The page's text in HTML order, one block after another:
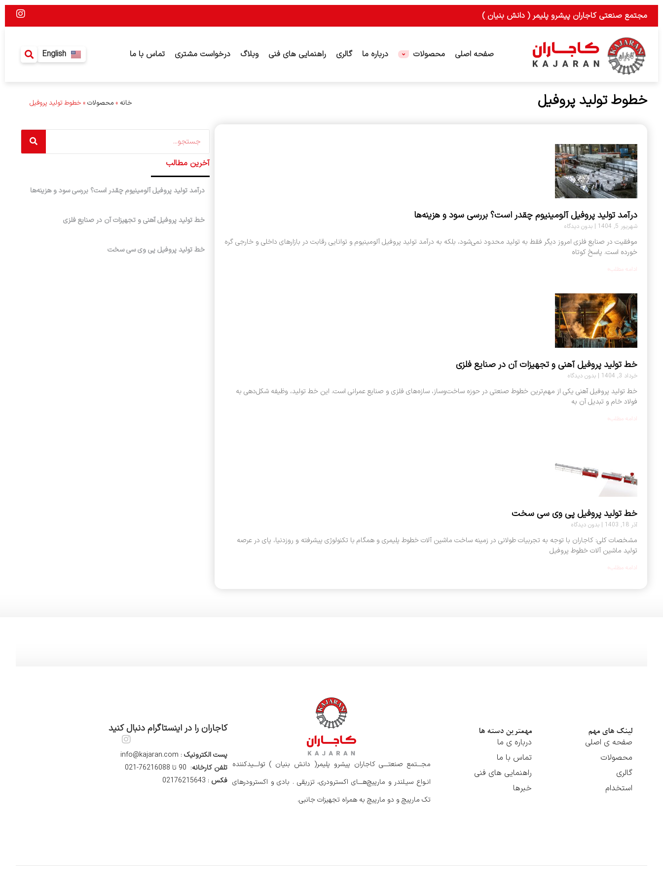
پرش
I
n مجتمع صنعتی کاجاران پیشرو پلیمر ( دانش بنیان )
صفحه اصلی محصولات درباره ما گالری راهنمایی های فنی وبلاگ درخواست مشتری تماس با ما English
خطوط تولید پروفیل خانه »محصولات»خطوط تولید پروفیل
درآمد تولید پروفیل آلومینیوم چقدر است؟ بررسی سود و هزینه‌ها
شهریور 5, 1404 بدون دیدگاه
موفقیت در صنایع فلزی امروز دیگر فقط به تولید محدود نمی‌شود، بلکه به درآمد تولید پروفیل آلومینیوم و توانایی رقابت در بازارهای داخلی و خارجی گره
خورده است. پاسخ کوتاه
ادامه مطلب»
خط تولید پروفیل آهنی و تجهیزات آن در صنایع فلزی
خرداد 3, 1404 بدون دیدگاه
خط تولید پروفیل آهنی یکی از مهم‌ترین خطوط صنعتی در حوزه ساخت‌وساز، سازه‌های فلزی و صنایع عمرانی است. این خط تولید، وظیفه شکل‌دهی به
فولاد خام و تبدیل آن به
ادامه مطلب»
خط تولید پروفیل پی وی سی سخت
آذر 18, 1403 بدون دیدگاه
مشخصات کلی: کاجاران با توجه به تجربیات طولانی در زمینه ساخت ماشین آلات خطوط پلیمری و همگام با تکنولوژی پیشرفته و روزدنیا، پای در عرصه
تولید ماشین آلات خطوط پروفیل
ادامه مطلب»
آخرین مطالب
درآمد تولید پروفیل آلومینیوم چقدر است؟ بررسی سود و هزینه‌ها
خط تولید پروفیل آهنی و تجهیزات آن در صنایع فلزی
خط تولید پروفیل پی وی سی سخت
لینک های مهم
صفحه ی اصلی
محصولات
گالری
استخدام
مهمترین دسته ها
درباره ی ما
تماس با ما
راهنمایی های فنی
خبرها
مجـــتمع صنعتـــی کاجاران پیشرو پلیمر( دانش بنیان ) تولـــیدکننده
انـواع سیـلندر و مارپیچ‌هـــای اکسترودری، تزریقی . بادی و اکسترودرهای
تک مارپیچ و دو مارپیچ به همراه تجهیزات جانبی.
کاجاران را در اینستاگرام دنبال کنید
I
n
s
t
پست الکترونیک : info@kajaran.com
تلفن کارخانه: 90 تا 76216088-021
فکس : 02176215643